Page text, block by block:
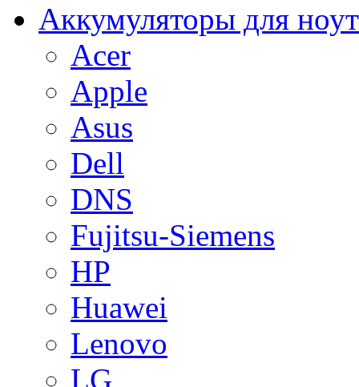
Аккумуляторы для
Acer
Apple
Asus
Dell
DNS
Fujitsu-Siemens
HP
Huawei
Lenovo
LG